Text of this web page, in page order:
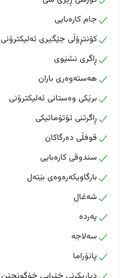
جام کارەبایی
کۆنتڕۆڵی جێگیری ئەلیکترۆنی
ڕاگری نشێوی
هەستەوەری باران
برێکی وەستانی ئەلیکترۆنی
ڕاگرتنی ئۆتۆماتیکی
قوفڵی دەرگاکان
سندوقی کارەبایی
بارگاویکەرەوەی بێتەل
شەغال
پەردە
سەلاجە
پانۆراما